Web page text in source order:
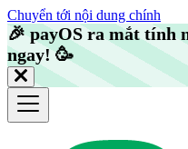
Chuyển tới nội dung chính
🎉️payOS ra mắt tính
ngay!🥳️